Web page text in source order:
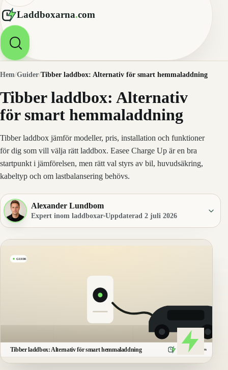
Laddboxarna.com
Hem/Guider/Tibber laddbox: Alternativ för smart hemmaladdning
Tibber laddbox: Alternativ
för smart hemmaladdning
Tibber laddbox jämför modeller, pris, installation och funktioner
för dig som vill välja rätt laddbox. Easee Charge Up är en bra
startpunkt i jämförelsen, men rätt val styrs av bil, huvudsäkring,
kabeltyp och om lastbalansering behövs.
Alexander Lundbom
Expert inom laddboxar Uppdaterad 2 juli 2026
GUIDE
Tibber laddbox: Alternativ för smart hemmaladdning Laddboxarna com